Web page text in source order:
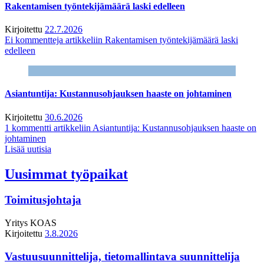
Rakentamisen työntekijämäärä laski edelleen
Kirjoitettu 22.7.2026
Ei kommentteja artikkeliin Rakentamisen työntekijämäärä laski
edelleen
Asiantuntija: Kustannusohjauksen haaste on johtaminen
Kirjoitettu 30.6.2026
1 kommentti artikkeliin Asiantuntija: Kustannusohjauksen haaste on
johtaminen
Lisää uutisia
Uusimmat työpaikat
Toimitusjohtaja
Yritys KOAS
Kirjoitettu 3.8.2026
Vastuusuunnittelija, tietomallintava suunnittelija